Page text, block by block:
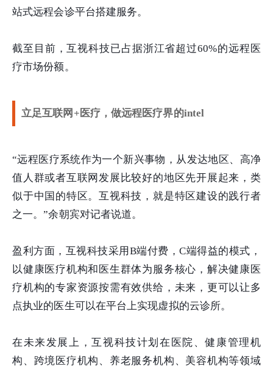
站式远程会诊平台搭建服务。
截至目前，互视科技已占据浙江省超过60%的远程医
疗市场份额。
立足互联网+医疗，做远程医疗界的intel
“远程医疗系统作为一个新兴事物，从发达地区、高净
值人群或者互联网发展比较好的地区先开展起来，类
似于中国的特区。互视科技，就是特区建设的践行者
之一。”余朝宾对记者说道。
盈利方面，互视科技采用B端付费，C端得益的模式，
以健康医疗机构和医生群体为服务核心，解决健康医
疗机构的专家资源按需有效供给，未来，更可以让多
点执业的医生可以在平台上实现虚拟的云诊所。
在未来发展上，互视科技计划在医院、健康管理机
构、跨境医疗机构、养老服务机构、美容机构等领域